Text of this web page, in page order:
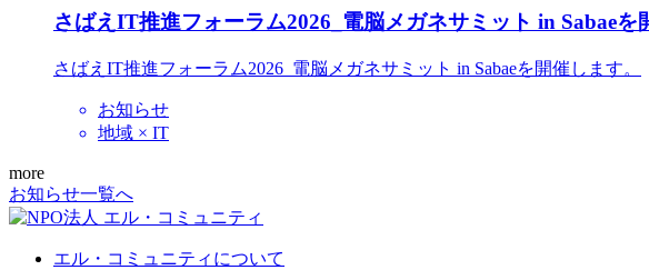
さばえIT推進フォーラム2026_電脳メガネサミット in Sabaeを
さばえIT推進フォーラム2026_電脳メガネサミット in Sabaeを開催します。
お知らせ
地域 × IT
more
お知らせ一覧へ
エル・コミュニティについて